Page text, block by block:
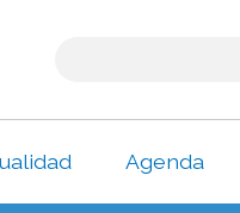
Agenda